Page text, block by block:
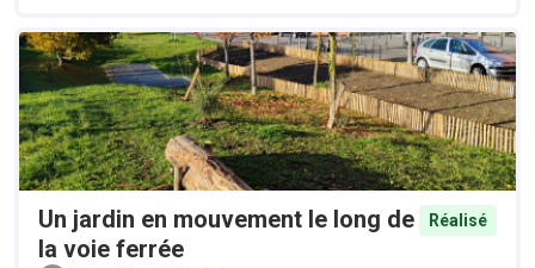
Un jardin en mouvement le long de
la voie ferrée
Réalisé